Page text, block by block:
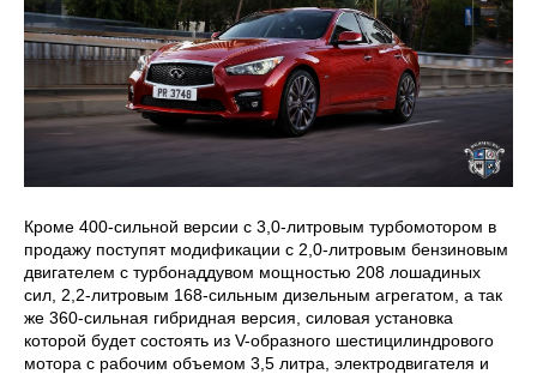
Кроме 400-сильной версии с 3,0-литровым турбомотором в
продажу поступят модификации с 2,0-литровым бензиновым
двигателем с турбонаддувом мощностью 208 лошадиных
сил, 2,2-литровым 168-сильным дизельным агрегатом, а так
же 360-сильная гибридная версия, силовая установка
которой будет состоять из V-образного шестицилиндрового
мотора с рабочим объемом 3,5 литра, электродвигателя и